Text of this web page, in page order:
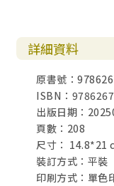
詳細資料
原書號：
ISBN：
出版日期：
頁數：208
尺寸： 14.8*21
裝訂方式：平裝
印刷方式：單色